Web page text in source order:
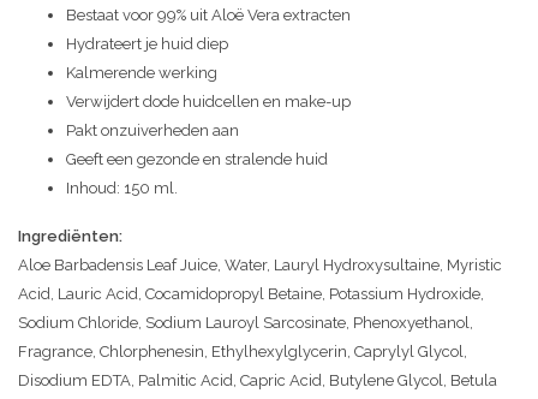
Bestaat voor 99% uit Aloë Vera extracten
Hydrateert je huid diep
Kalmerende werking
Verwijdert dode huidcellen en make-up
Pakt onzuiverheden aan
Geeft een gezonde en stralende huid
Inhoud: 150 ml.
Ingrediënten:
Aloe Barbadensis Leaf Juice, Water, Lauryl Hydroxysultaine, Myristic
Acid, Lauric Acid, Cocamidopropyl Betaine, Potassium Hydroxide,
Sodium Chloride, Sodium Lauroyl Sarcosinate, Phenoxyethanol,
Fragrance, Chlorphenesin, Ethylhexylglycerin, Caprylyl Glycol,
Disodium EDTA, Palmitic Acid, Capric Acid, Butylene Glycol, Betula